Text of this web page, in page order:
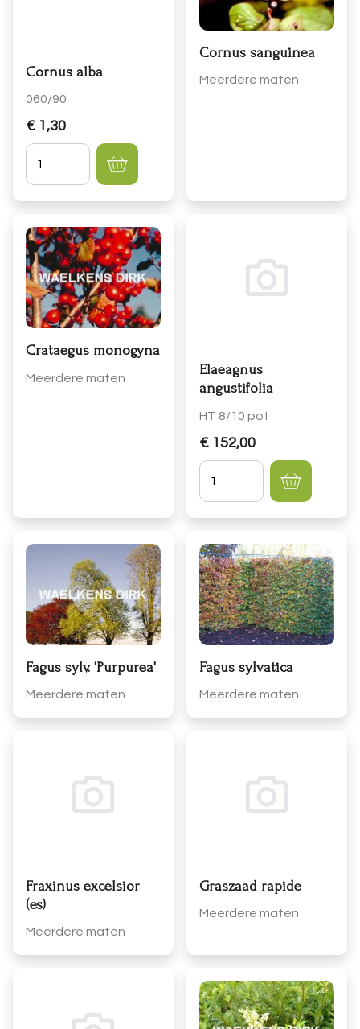
Cornus alba
060/90
€ 1,30
Hoeveelheid
Cornus sanguinea
Meerdere maten
Crataegus monogyna
Meerdere maten
Elaeagnus
angustifolia
HT 8/10 pot
€ 152,00
Hoeveelheid
Fagus sylv. 'Purpurea'
Meerdere maten
Fagus sylvatica
Meerdere maten
Fraxinus excelsior
(es)
Meerdere maten
Graszaad rapide
Meerdere maten